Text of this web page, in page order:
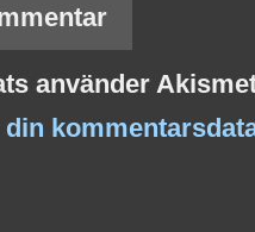
använder